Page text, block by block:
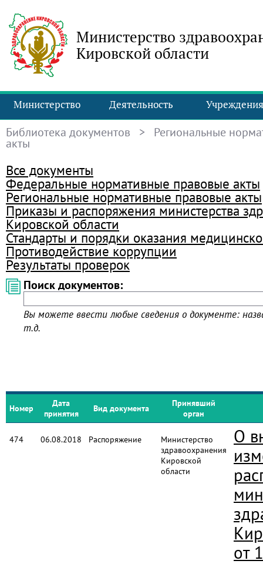
Министерство
Кировской области
Министерство Деятельность Учреждения
Библиотека документов > Региональные
акты
Все документы
Федеральные нормативные правовые акты
Региональные нормативные правовые акты
Приказы и распоряжения министерства
Кировской области
Стандарты и порядки оказания
Противодействие коррупции
Результаты проверок
Поиск документов:
Вы можете ввести любые сведения о документе:
т.д.
Номер
Дата
принятия
Вид документа
Принявший
орган
474 06.08.2018 Распоряжение
Министерство
здравоохранения
Кировской
области
О
от